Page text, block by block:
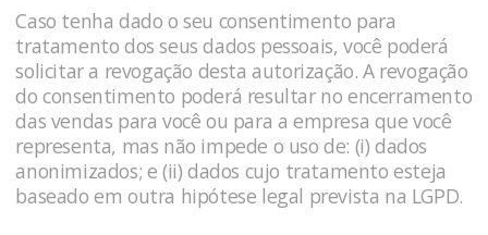
Caso tenha dado o seu consentimento para
tratamento dos seus dados pessoais, você poderá
solicitar a revogação desta autorização. A revogação
do consentimento poderá resultar no encerramento
das vendas para você ou para a empresa que você
representa, mas não impede o uso de: (i) dados
anonimizados; e (ii) dados cujo tratamento esteja
baseado em outra hipótese legal prevista na LGPD.